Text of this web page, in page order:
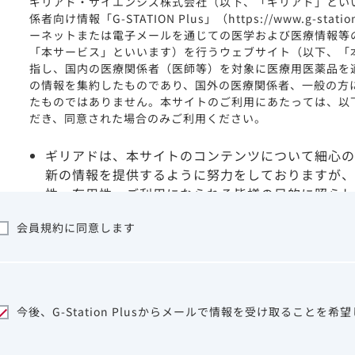
係者向け情報「G-STATION Plus」（https://www.g-
ーネットまたは電子メールを通じての医学および医療情報
「本サービス」といいます）を行うウェブサイト（以下、
指し、国内の医療関係者（医師等）を対象に医療用医薬品
の情報を集約したものであり、国外の医療関係者、一般の
たものではありません。本サイトのご利用にあたっては、
だき、同意された場合のみご利用ください。
ギリアドは、本サイトのコンテンツについて細心
新の情報を提供するように努力をしておりますが
性、有用性、ご利用になられる皆様の目的に照ら
サイトを利用することまたは利用できなかったこ
本サイト内の情報は、医師その他医療関係者が行
会員規約に同意します
今後、G-Station Plusからメールで情報を受け取ることを希望